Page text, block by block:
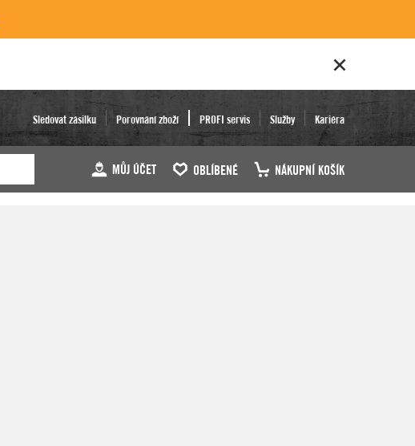
Sledovat zásilku Porovnání zboží PROFI servis Služby Kariéra
MŮJ ÚČET OBLÍBENÉ NÁKUPNÍ KOŠÍK